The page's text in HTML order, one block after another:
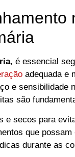
, é essencial
adequada e
e sensibilidade
são
secos para
que
durante as